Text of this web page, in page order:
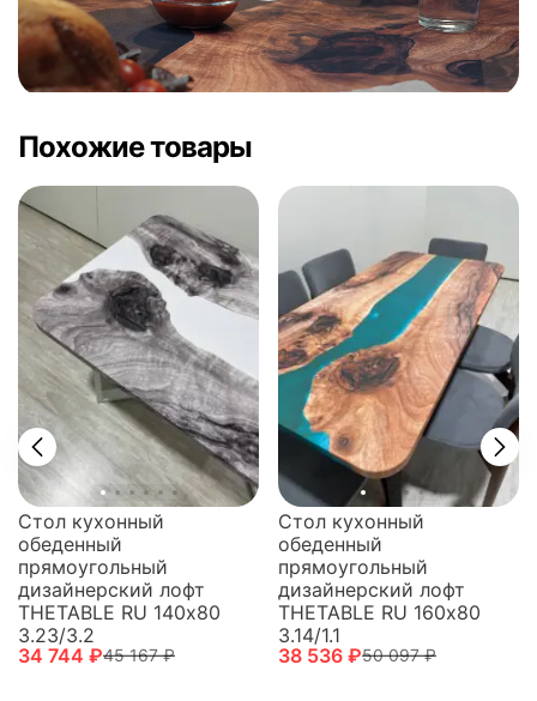
Похожие товары
Стол кухонный
обеденный
прямоугольный
дизайнерский лофт
THETABLE RU 140х80
3.23/3.2
34 744 ₽45 167 ₽
Стол кухонный
обеденный
прямоугольный
дизайнерский лофт
THETABLE RU 160х80
3.14/1.1
38 536 ₽50 097 ₽